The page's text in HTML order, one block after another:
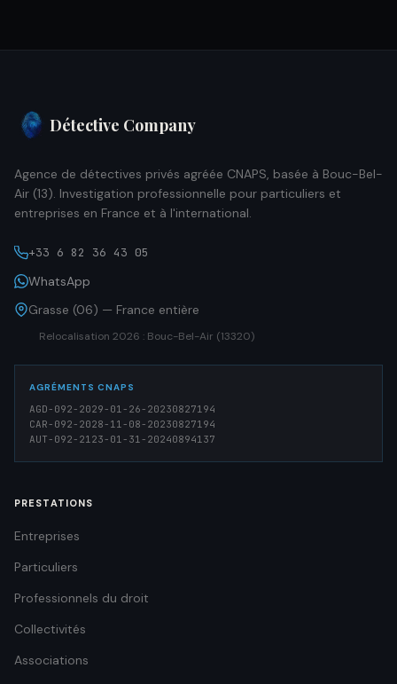
Détective Company
Agence de détectives privés agréée CNAPS, basée à Bouc-Bel-
Air (13). Investigation professionnelle pour particuliers et
entreprises en France et à l'international.
+33 6 82 36 43 05
WhatsApp
Grasse (06) — France entière
Relocalisation 2026 : Bouc-Bel-Air (13320)
AGRÉMENTS CNAPS
AGD-092-2029-01-26-20230827194
CAR-092-2028-11-08-20230827194
AUT-092-2123-01-31-20240894137
PRESTATIONS
Entreprises
Particuliers
Professionnels du droit
Collectivités
Associations